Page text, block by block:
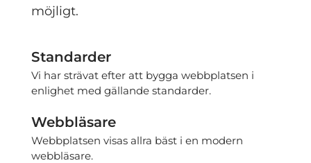
möjligt.
Standarder
Vi har strävat efter att bygga webbplatsen i
enlighet med gällande standarder.
Webbläsare
Webbplatsen visas allra bäst i en modern
webbläsare.